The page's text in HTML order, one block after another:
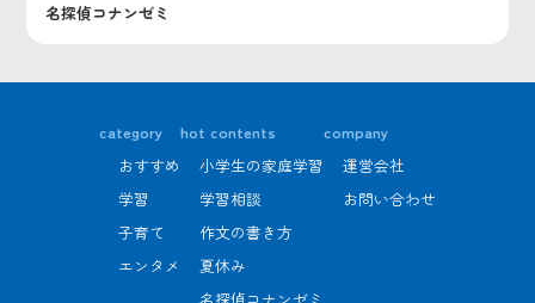
名探偵コナンゼミ
category
おすすめ
学習
子育て
エンタメ
hot contents
小学生の家庭学習
学習相談
作文の書き方
夏休み
company
運営会社
お問い合わせ